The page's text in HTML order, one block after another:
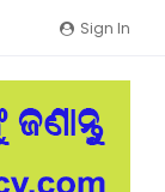
Sign In